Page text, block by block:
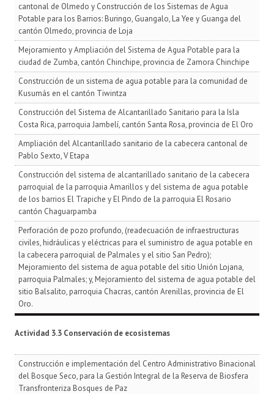
cantonal de Olmedo y Construcción de los Sistemas de Agua
Potable para los Barrios: Buringo, Guangalo, La Yee y Guanga del
cantón Olmedo, provincia de Loja
Mejoramiento y Ampliación del Sistema de Agua Potable para la
ciudad de Zumba, cantón Chinchipe, provincia de Zamora Chinchipe
Construcción de un sistema de agua potable para la comunidad de
Kusumás en el cantón Tiwintza
Construcción del Sistema de Alcantarillado Sanitario para la Isla
Costa Rica, parroquia Jambelí, cantón Santa Rosa, provincia de El Oro
Ampliación del Alcantarillado sanitario de la cabecera cantonal de
Pablo Sexto, V Etapa
Construcción del sistema de alcantarillado sanitario de la cabecera
parroquial de la parroquia Amarillos y del sistema de agua potable
de los barrios El Trapiche y El Pindo de la parroquia El Rosario
cantón Chaguarpamba
Perforación de pozo profundo, (readecuación de infraestructuras
civiles, hidráulicas y eléctricas para el suministro de agua potable en
la cabecera parroquial de Palmales y el sitio San Pedro);
Mejoramiento del sistema de agua potable del sitio Unión Lojana,
parroquia Palmales; y, Mejoramiento del sistema de agua potable del
sitio Balsalito, parroquia Chacras, cantón Arenillas, provincia de El
Oro.
Actividad 3.3 Conservación de ecosistemas
Construcción e implementación del Centro Administrativo Binacional
del Bosque Seco, para la Gestión Integral de la Reserva de Biosfera
Transfronteriza Bosques de Paz